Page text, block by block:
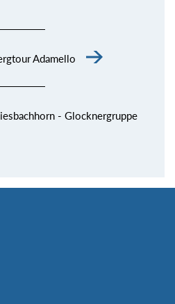
Adamello
- Glocknergruppe